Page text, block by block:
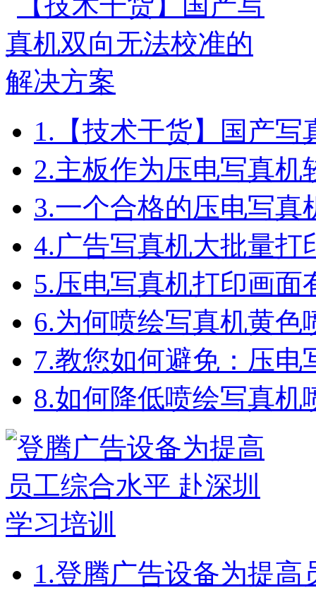
1. 【技术干货】国产
2.主板作为压电写真机
3.一个合格的压电写真
4.广告写真机大批量打
5.压电写真机打印画面
6.为何喷绘写真机黄色
7.教您如何避免：压电
8.如何降低喷绘写真机
1.登腾广告设备为提高